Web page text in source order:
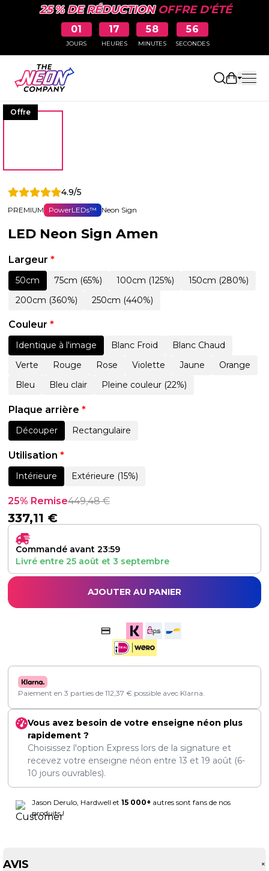
25 % DE RÉDUCTIONOFFRE D'ÉTÉ
01
JOURS
17
HEURES
58
MINUTES
56
SECONDES
Ouvrir
Offre
4.9/5
PREMIUM PowerLEDs™ Neon Sign
LED Neon Sign Amen
Largeur *
50cm 75cm (65%) 100cm (125%)
150cm (280%)
200cm (360%)
250cm (440%)
Couleur *
Identique à l'image Blanc Froid
Blanc Chaud
Verte
Rouge Rose Violette Jaune
Orange
Bleu
Bleu clair Pleine couleur (22%)
Plaque arrière *
Découper Rectangulaire
Utilisation *
Intérieure Extérieure (15%)
25% Remise449,48€
337,11 €
Commandé avant 23:59
Livré entre 25 août et 3 septembre
AJOUTER AU PANIER
Paiement en 3 parties de 112,37 € possible avec Klarna.
Vous avez besoin de votre enseigne néon plus
rapidement ?
Choisissez l'option Express lors de la signature et
recevez votre enseigne néon entre 13 et 19 août (6-
10 jours ouvrables).
Jason Derulo, Hardwell et 15 000+ autres sont fans de nos
produits !
AVIS +